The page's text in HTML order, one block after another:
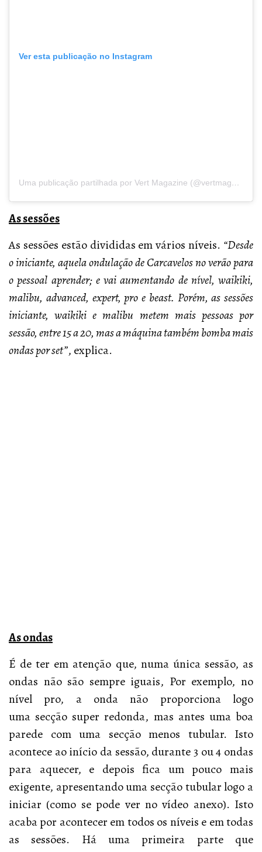
Ver esta publicação no Instagram
Uma publicação partilhada por Vert Magazine (@vertmagazine)
As sessões
As sessões estão divididas em vários níveis. “Desde
o iniciante, aquela ondulação de Carcavelos no verão para
o pessoal aprender; e vai aumentando de nível, waikiki,
malibu, advanced, expert, pro e beast. Porém, as sessões
iniciante, waikiki e malibu metem mais pessoas por
sessão, entre 15 a 20, mas a máquina também bomba mais
ondas por set”, explica.
As ondas
É de ter em atenção que, numa única sessão, as
ondas não são sempre iguais, Por exemplo, no
nível pro, a onda não proporciona logo
uma secção super redonda, mas antes uma boa
parede com uma secção menos tubular. Isto
acontece ao início da sessão, durante 3 ou 4 ondas
para aquecer, e depois fica um pouco mais
exigente, apresentando uma secção tubular logo a
iniciar (como se pode ver no vídeo anexo). Isto
acaba por acontecer em todos os níveis e em todas
as sessões. Há uma primeira parte que